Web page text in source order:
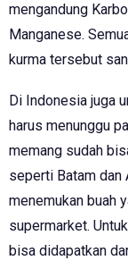
mengandung
Manganese.
kurma tersebut
Di Indonesia juga
harus menunggu
memang sudah
seperti Batam dan
menemukan buah
supermarket.
bisa didapatkan